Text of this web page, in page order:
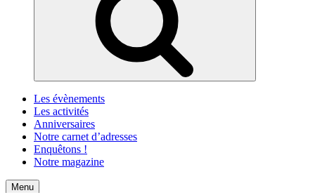
Les évènements
Les activités
Anniversaires
Notre carnet d’adresses
Enquêtons !
Notre magazine
Accueil
Menu Contact